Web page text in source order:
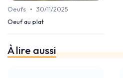
Oeufs • 30/11/2025
Oeuf au plat
À lire aussi